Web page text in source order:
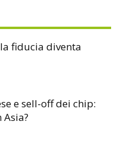
fiducia diventa
e sell-off dei chip:
Asia?